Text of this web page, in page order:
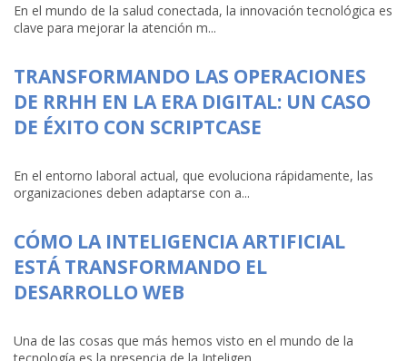
En el mundo de la salud conectada, la innovación tecnológica es
clave para mejorar la atención m...
TRANSFORMANDO LAS OPERACIONES
DE RRHH EN LA ERA DIGITAL: UN CASO
DE ÉXITO CON SCRIPTCASE
En el entorno laboral actual, que evoluciona rápidamente, las
organizaciones deben adaptarse con a...
CÓMO LA INTELIGENCIA ARTIFICIAL
ESTÁ TRANSFORMANDO EL
DESARROLLO WEB
Una de las cosas que más hemos visto en el mundo de la